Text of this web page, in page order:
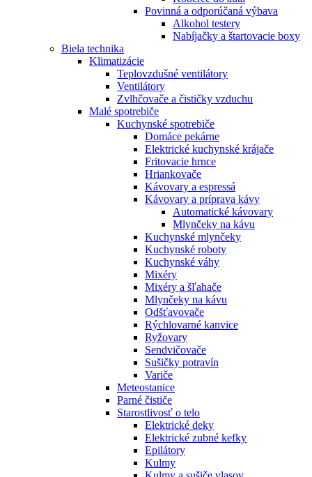
Povinná a odporúčaná výbava
Alkohol testery
Nabíjačky a štartovacie boxy
Biela technika
Klimatizácie
Teplovzdušné ventilátory
Ventilátory
Zvlhčovače a čističky vzduchu
Malé spotrebiče
Kuchynské spotrebiče
Domáce pekárne
Elektrické kuchynské krájače
Fritovacie hrnce
Hriankovače
Kávovary a espressá
Kávovary a príprava kávy
Automatické kávovary
Mlynčeky na kávu
Kuchynské mlynčeky
Kuchynské roboty
Kuchynské váhy
Mixéry
Mixéry a šľahače
Mlynčeky na kávu
Odšťavovače
Rýchlovarné kanvice
Ryžovary
Sendvičovače
Sušičky potravín
Variče
Meteostanice
Parné čističe
Starostlivosť o telo
Elektrické deky
Elektrické zubné kefky
Epilátory
Kulmy